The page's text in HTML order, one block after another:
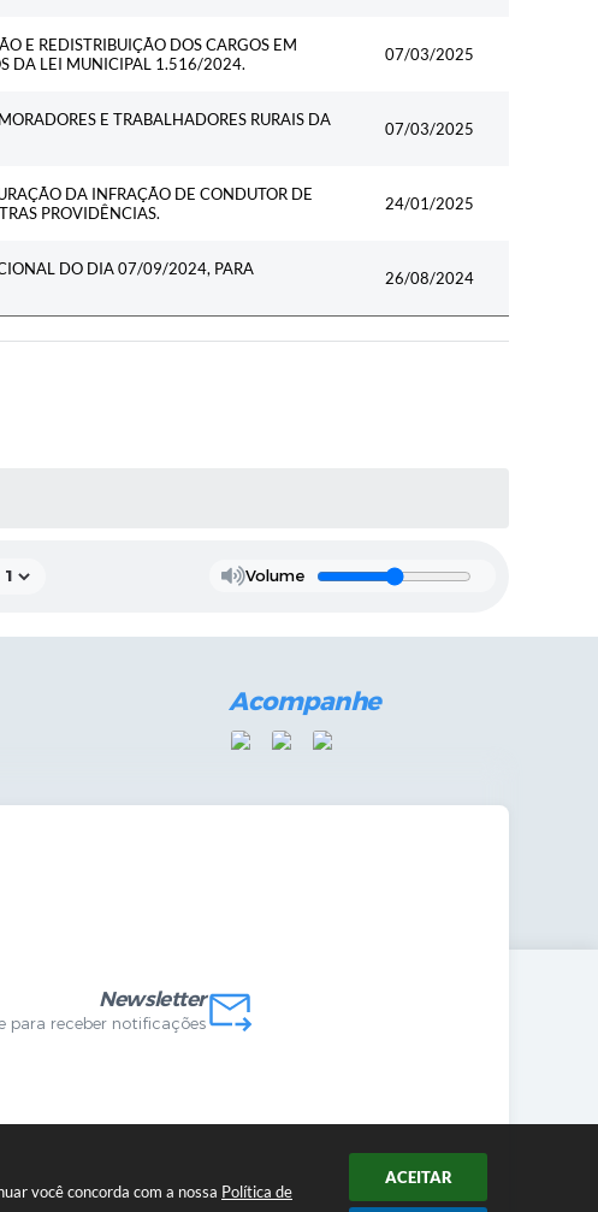
você concorda com a nossa Política de
ACEITAR
E REDISTRIBUIÇÃO DOS CARGOS EM
DA LEI MUNICIPAL 1.516/2024.
07/03/2025
E TRABALHADORES RURAIS DA
07/03/2025
DA INFRAÇÃO DE CONDUTOR DE
PROVIDÊNCIAS.
24/01/2025
DO DIA 07/09/2024, PARA
26/08/2024
Volume
Demandas Internas
Acompanhe
Newsletter
para receber notificações